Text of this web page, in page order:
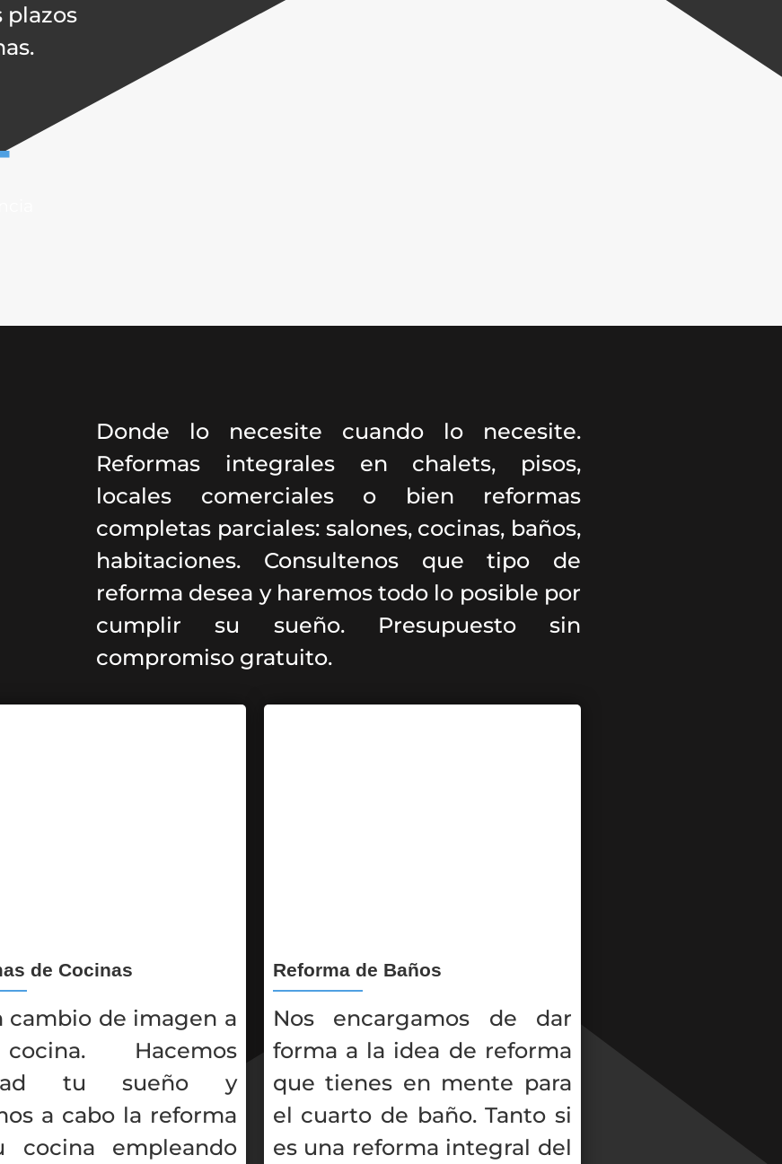
plazos
Donde lo necesite cuando lo necesite.
Reformas integrales en chalets, pisos,
locales comerciales o bien reformas
completas parciales: salones, cocinas, baños,
habitaciones. Consultenos que tipo de
reforma desea y haremos todo lo posible por
cumplir su sueño. Presupuesto sin
compromiso gratuito.
de Cocinas
cambio de imagen a
Hacemos
tu sueño y
a cabo la reforma
cocina empleando
Reforma de Baños
Nos encargamos de dar
forma a la idea de reforma
que tienes en mente para
el cuarto de baño. Tanto si
es una reforma integral del